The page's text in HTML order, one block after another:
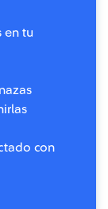
en tu
con